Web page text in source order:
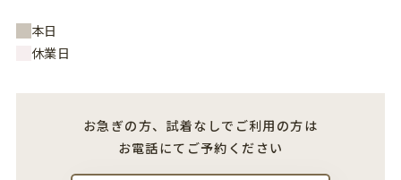
本日
休業日
お急ぎの方、試着なしでご利用の方は
お電話にてご予約ください